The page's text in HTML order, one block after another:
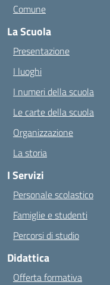
Comune
La Scuola
Presentazione
I luoghi
I numeri della scuola
Le carte della scuola
Organizzazione
La storia
I Servizi
Personale scolastico
Famiglie e studenti
Percorsi di studio
Didattica
Offerta formativa